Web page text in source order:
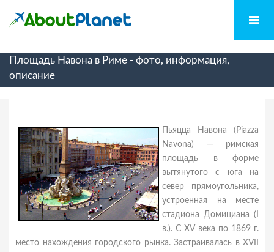
Площадь Навона в Риме - фото, информация,
описание
Пьяцца Навона (Piazza
Navona) — римская
площадь в форме
вытянутого с юга на
север прямоугольника,
устроенная на месте
стадиона Домициана (I
в.). С XV века по 1869 г.
место нахождения городского рынка. Застраивалась в XVII